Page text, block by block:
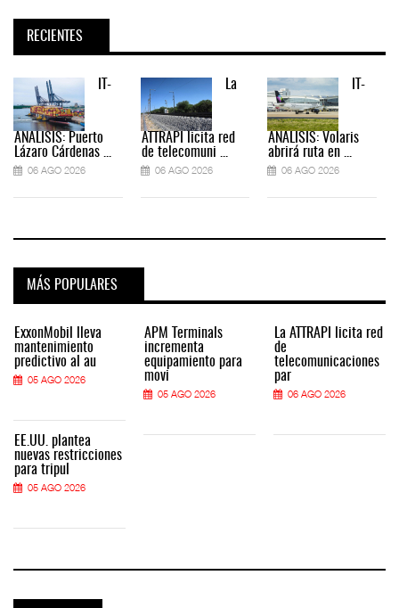
RECIENTES
IT-
ANÁLISIS: Puerto
Lázaro Cárdenas ...
06 AGO 2026
La
ATTRAPI licita red
de telecomuni ...
06 AGO 2026
IT-
ANÁLISIS: Volaris
abrirá ruta en ...
06 AGO 2026
MÁS POPULARES
ExxonMobil lleva
mantenimiento
predictivo al au
05 AGO 2026
EE.UU. plantea
nuevas restricciones
para tripul
05 AGO 2026
APM Terminals
incrementa
equipamiento para
movi
05 AGO 2026
La ATTRAPI licita red
de
telecomunicaciones
par
06 AGO 2026